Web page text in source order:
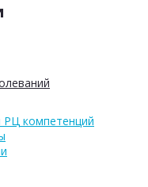
компетенций